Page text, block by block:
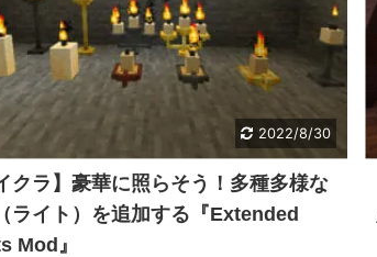
2022/8/30
クラ】豪華に照らそう！多種多様な
ライト）を追加する『Extended
Mod』